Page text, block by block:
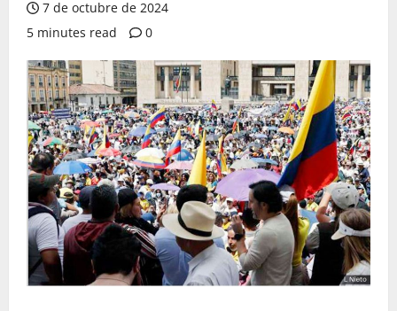
7 de octubre de 2024
5 minutes read
0